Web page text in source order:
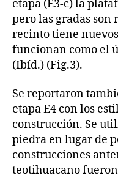
etapa (E3-c) la
pero las gradas son
recinto tiene
funcionan como el
(Ibíd.) (Fig.3).
Se reportaron
etapa E4 con los
construcción. Se
piedra en lugar de
construcciones
teotihuacano